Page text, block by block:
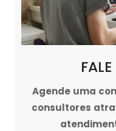
Agende uma
consultores